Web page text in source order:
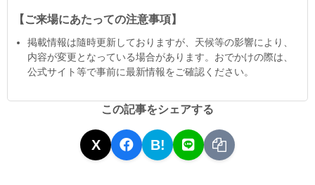
【ご来場にあたっての注意事項】
掲載情報は隨時更新しておりますが、天候等の影響により、
内容が変更となっている場合があります。おでかけの際は、
公式サイト等で事前に最新情報をご確認ください。
この記事をシェアする
X B!